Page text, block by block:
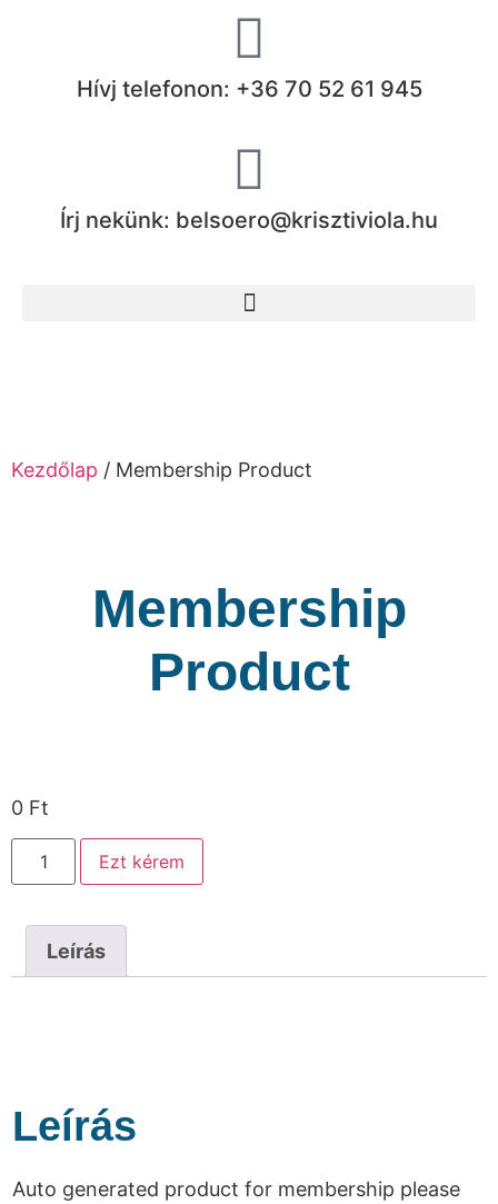
Hívj telefonon: +36 70 52 61 945
Írj nekünk: belsoero@krisztiviola.hu
Kezdőlap / Membership Product
Membership
Product
0 Ft
Ezt kérem
Leírás
Leírás
Auto generated product for membership please